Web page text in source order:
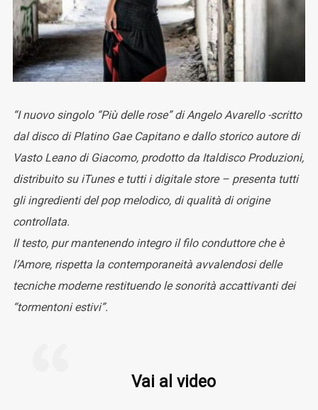
“I nuovo singolo “Più delle rose” di Angelo Avarello -scritto
dal disco di Platino Gae Capitano e dallo storico autore di
Vasto Leano di Giacomo, prodotto da Italdisco Produzioni,
distribuito su iTunes e tutti i digitale store – presenta tutti
gli ingredienti del pop melodico, di qualità di origine
controllata.
Il testo, pur mantenendo integro il filo conduttore che è
l’Amore, rispetta la contemporaneità avvalendosi delle
tecniche moderne restituendo le sonorità accattivanti dei
“tormentoni estivi”.
Vai al video